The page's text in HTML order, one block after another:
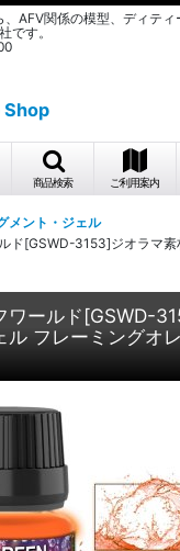
AFV関係の模型、ディテ
です。
Shop
商品検索 ご利用案内
メント・ジェル
ド[GSWD-3153]ジオラマ
ワールド[GSWD-
ル フレーミングオ